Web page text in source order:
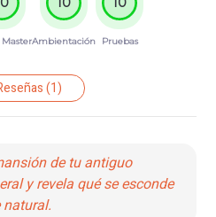
Ambientación Pruebas
(1)
de tu antiguo
y revela qué se esconde